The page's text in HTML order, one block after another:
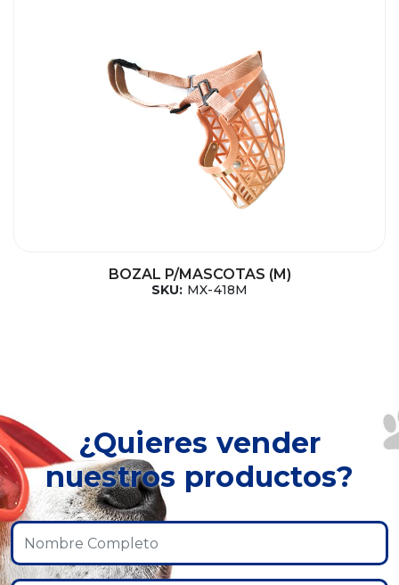
BOZAL P/MASCOTAS (M)
SKU: MX-418M
¿Quieres vender
nuestros productos?